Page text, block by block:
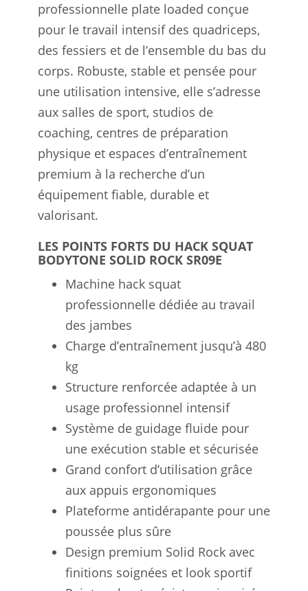
professionnelle plate loaded conçue
pour le travail intensif des quadriceps,
des fessiers et de l’ensemble du bas du
corps. Robuste, stable et pensée pour
une utilisation intensive, elle s’adresse
aux salles de sport, studios de
coaching, centres de préparation
physique et espaces d’entraînement
premium à la recherche d’un
équipement fiable, durable et
valorisant.
LES POINTS FORTS DU HACK SQUAT
BODYTONE SOLID ROCK SR09E
Machine hack squat
professionnelle dédiée au travail
des jambes
Charge d’entraînement jusqu’à 480
kg
Structure renforcée adaptée à un
usage professionnel intensif
Système de guidage fluide pour
une exécution stable et sécurisée
Grand confort d’utilisation grâce
aux appuis ergonomiques
Plateforme antidérapante pour une
poussée plus sûre
Design premium Solid Rock avec
finitions soignées et look sportif